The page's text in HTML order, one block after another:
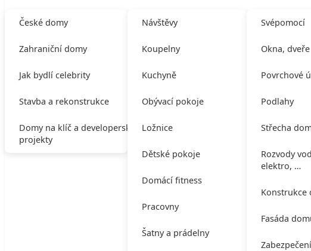
České domy
Zahraniční domy
Jak bydlí celebrity
Stavba a rekonstrukce
Domy na klíč a developerské
projekty
Návštěvy
Koupelny
Kuchyně
Obývací pokoje
Ložnice
Dětské pokoje
Domácí fitness
Pracovny
Šatny a prádelny
Svépomocí
Okna, dveře
Povrchové
Podlahy
Střecha
Rozvody
elektro, …
Konstrukce
Fasáda
Zabezpečení